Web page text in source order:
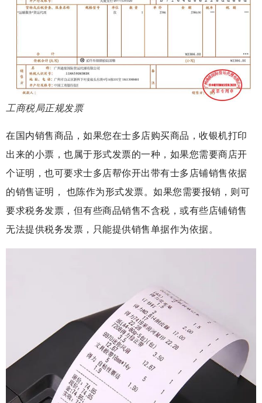
工商税局正规发票
在国内销售商品，如果您在士多店购买商品，收银机打印
出来的小票，也属于形式发票的一种，如果您需要商店开
个证明，也可要求士多店帮你开出带有士多店铺销售依据
的销售证明， 也陈作为形式发票。如果您需要报销，则可
要求税务发票，但有些商品销售不含税，或有些店铺销售
无法提供税务发票，只能提供销售单据作为依据。